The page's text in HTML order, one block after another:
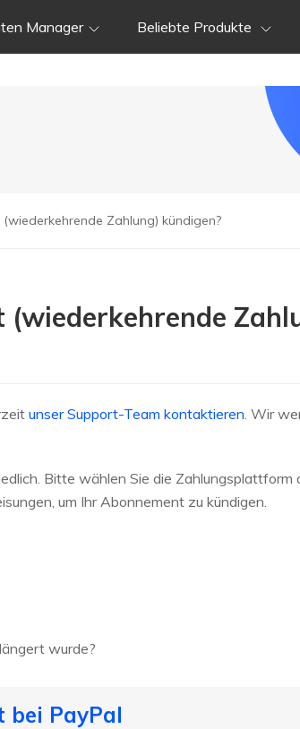
Manager Beliebte Produkte
Zahlung) kündigen?
unser Support-Team kontaktieren. Wir
Bitte wählen Sie die Zahlungsplattform
um Ihr Abonnement zu kündigen.
wurde?
bei PayPal